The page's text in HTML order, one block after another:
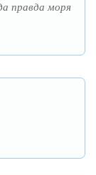
правда моря